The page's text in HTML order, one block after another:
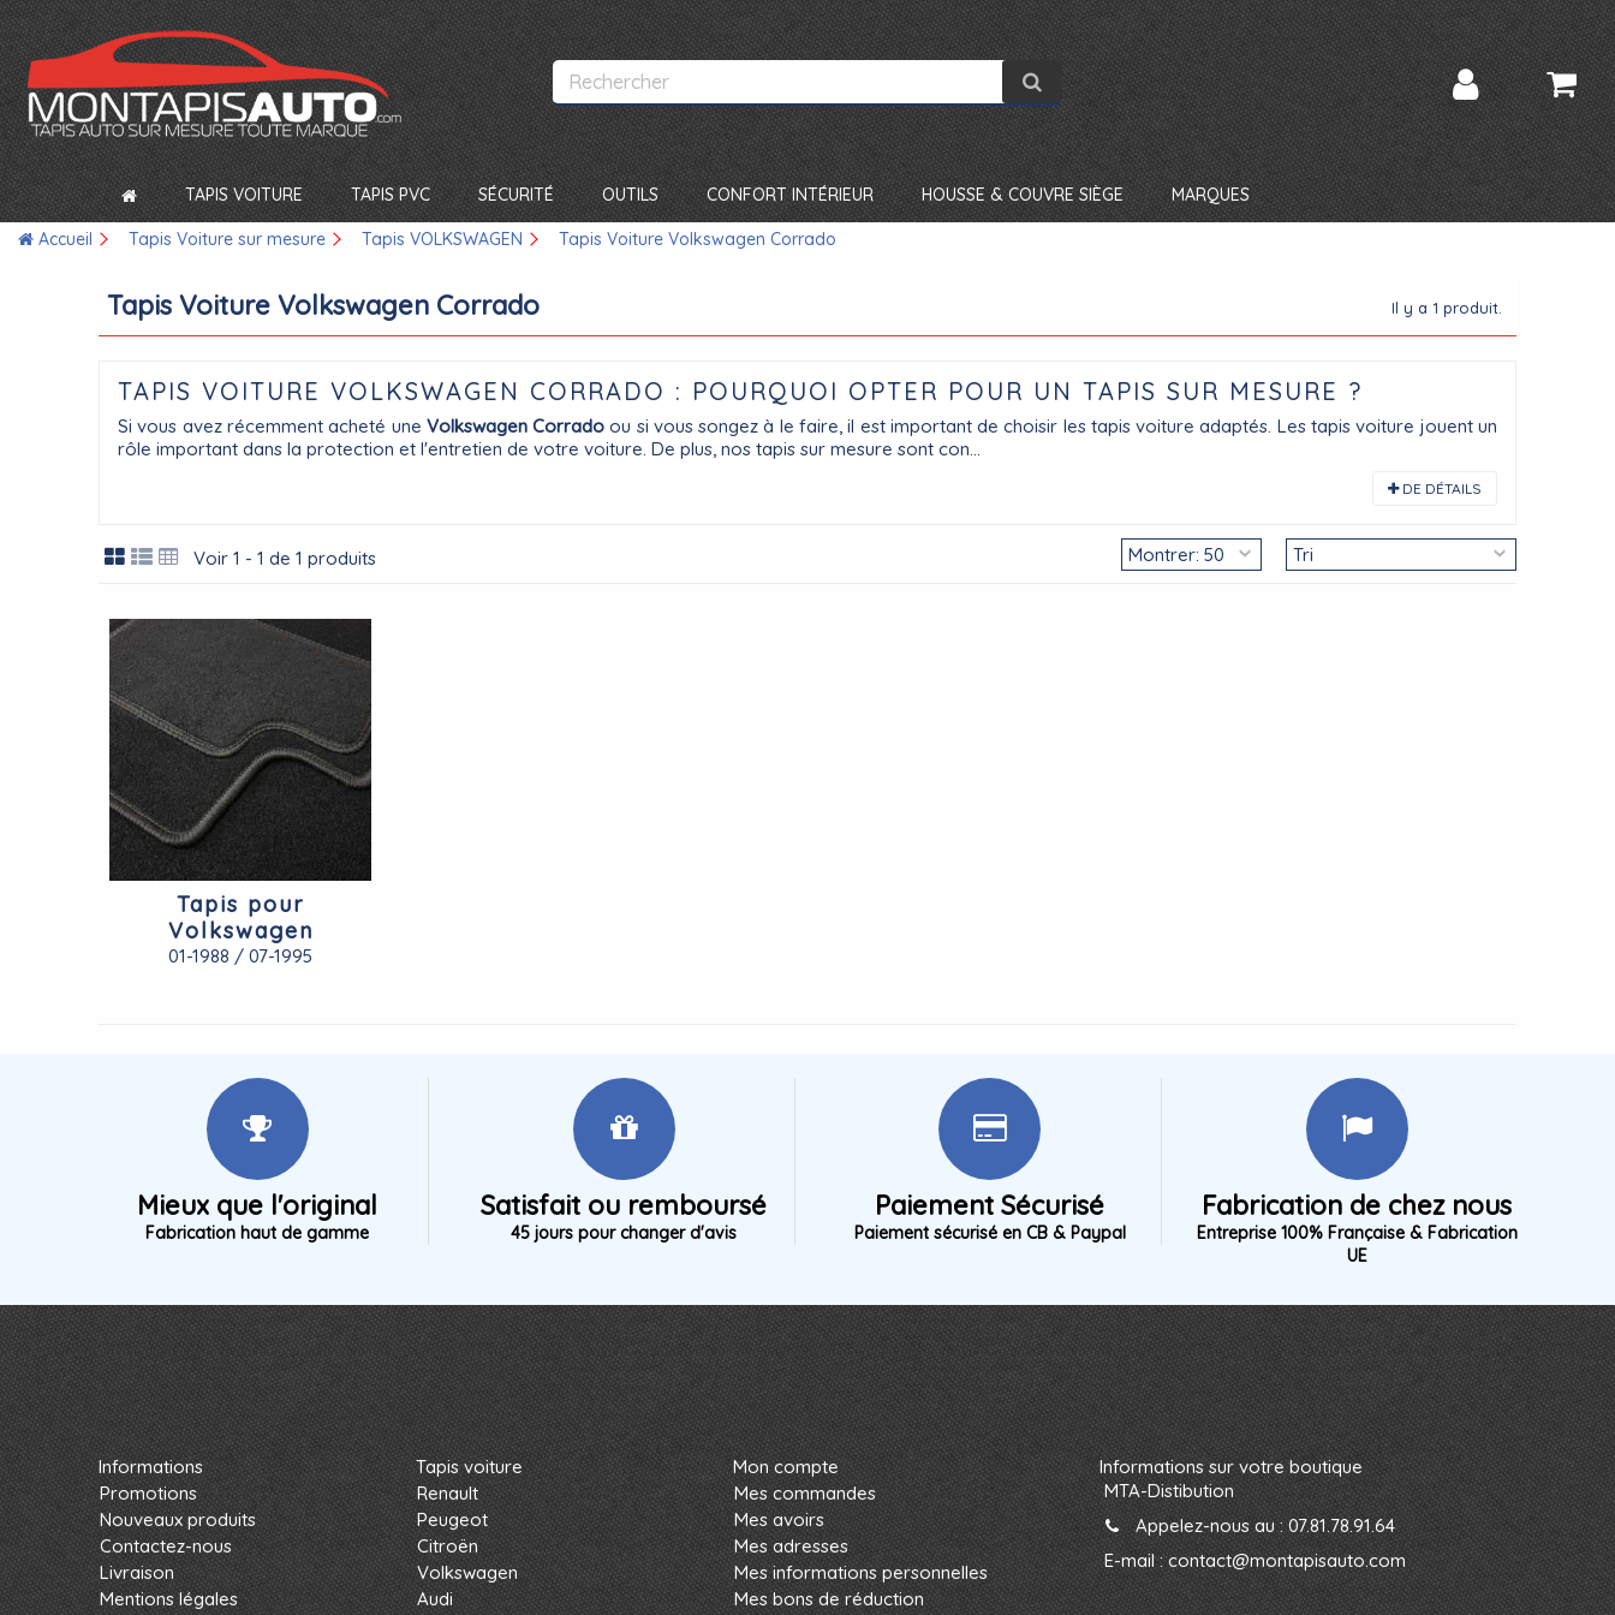
TAPIS VOITURE TAPIS PVC SÉCURITÉ OUTILS CONFORT INTÉRIEUR HOUSSE & COUVRE SIÈGE MARQUES
Accueil Tapis Voiture sur mesure Tapis VOLKSWAGEN Tapis Voiture Volkswagen Corrado
Tapis Voiture Volkswagen Corrado Il y a 1 produit.
TAPIS VOITURE VOLKSWAGEN CORRADO : POURQUOI OPTER POUR UN TAPIS SUR MESURE ?
Si vous avez récemment acheté une Volkswagen Corrado ou si vous songez à le faire, il est important de choisir les tapis voiture adaptés. Les tapis voiture jouent un
rôle important dans la protection et l'entretien de votre voiture. De plus, nos tapis sur mesure sont con...
DE DÉTAILS
Voir 1 - 1 de 1 produits
Tapis pour
Volkswagen
CORRADO
01-1988 / 07-1995
Mieux que l'original
Fabrication haut de gamme
Satisfait ou remboursé
45 jours pour changer d'avis
Paiement Sécurisé
Paiement sécurisé en CB & Paypal
Fabrication de chez nous
Entreprise 100% Française & Fabrication
UE
Informations
Promotions
Nouveaux produits
Contactez-nous
Livraison
Mentions légales
Tapis voiture
Renault
Peugeot
Citroën
Volkswagen
Audi
Mon compte
Mes commandes
Mes avoirs
Mes adresses
Mes informations personnelles
Mes bons de réduction
Informations sur votre boutique
MTA-Distibution
Appelez-nous au : 07.81.78.91.64
E-mail :contact@montapisauto.com